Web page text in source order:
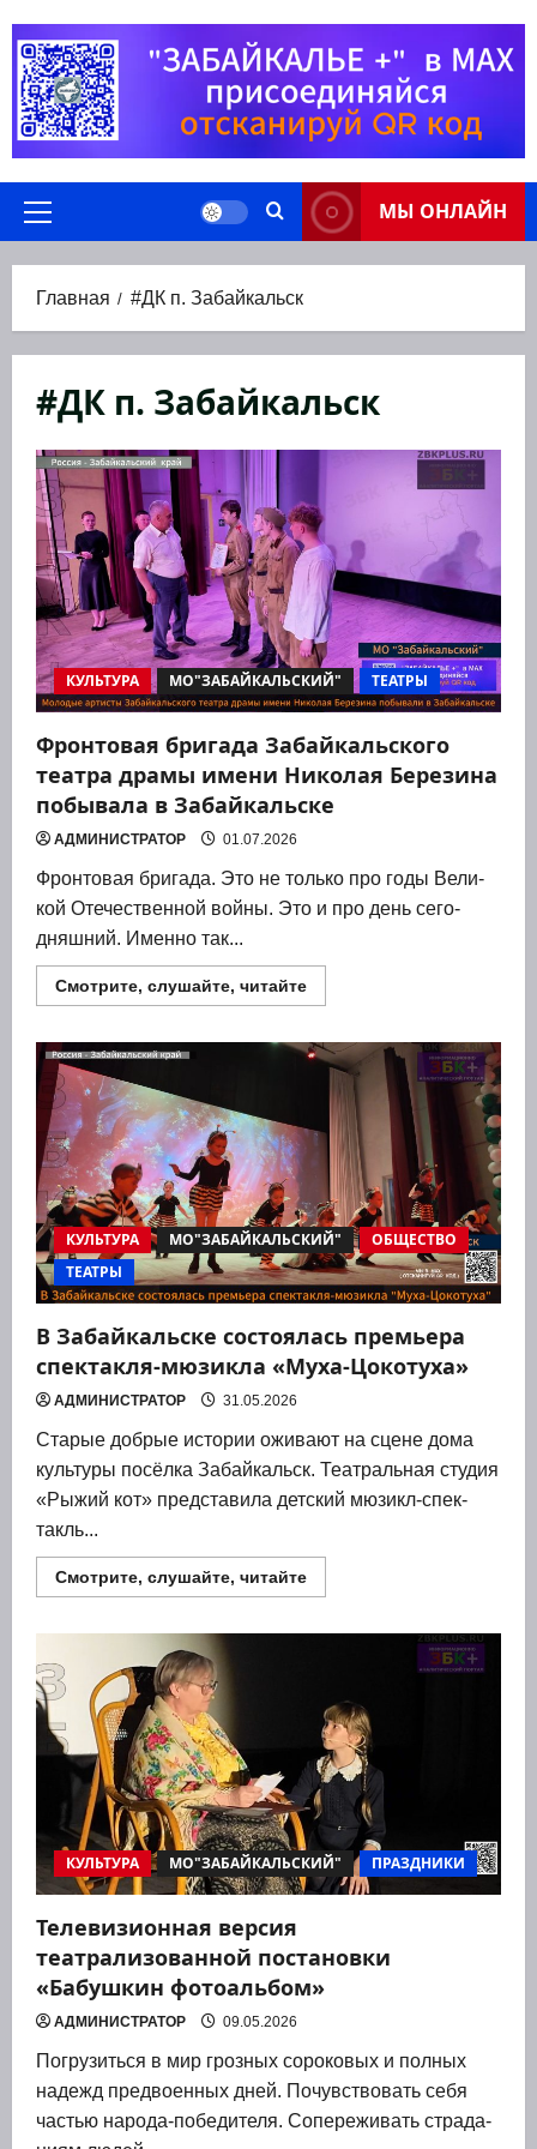
содержимому
Основное
МЫ ОНЛАЙН
Главная #ДК п. Забайкальск
#ДК п. Забайкальск
КУЛЬТУРА МО"ЗАБАЙКАЛЬСКИЙ" ТЕАТРЫ
Фронтовая бригада Забайкальского
театра драмы имени Николая Березина
побывала в Забайкальске
АДМИНИСТРАТОР 01.07.2026
Фрон­то­вая бри­га­да. Это не толь­ко про годы Вели­
кой Оте­че­ствен­ной вой­ны. Это и про день сего­
дняш­ний. Имен­но так...
Смотрите, слушайте, читайтеПрочитать
больше
бригада
Забайкальского
драмы
имени
Николая
Березина
побывала
Забайкальске
КУЛЬТУРА МО"ЗАБАЙКАЛЬСКИЙ"
ОБЩЕСТВО
ТЕАТРЫ
В Забайкальске состоялась премьера
спектакля‑мюзикла «Муха‑Цокотуха»
АДМИНИСТРАТОР 31.05.2026
Ста­рые доб­рые исто­рии ожи­ва­ют на сцене дома
куль­ту­ры посёл­ка Забай­кальск. Теат­раль­ная сту­дия
«Рыжий кот» пред­ста­ви­ла дет­ский мюзикл-спек­
такль...
Смотрите, слушайте, читайтеПрочитать
больше
Забайкальске
«Муха‑Цокотуха»
КУЛЬТУРА МО"ЗАБАЙКАЛЬСКИЙ" ПРАЗДНИКИ
Телевизионная версия
театрализованной постановки
«Бабушкин фотоальбом»
АДМИНИСТРАТОР 09.05.2026
Погру­зить­ся в мир гроз­ных соро­ко­вых и пол­ных
надежд пред­во­ен­ных дней. Почув­ство­вать себя
частью наро­да-побе­ди­те­ля. Сопе­ре­жи­вать стра­да­